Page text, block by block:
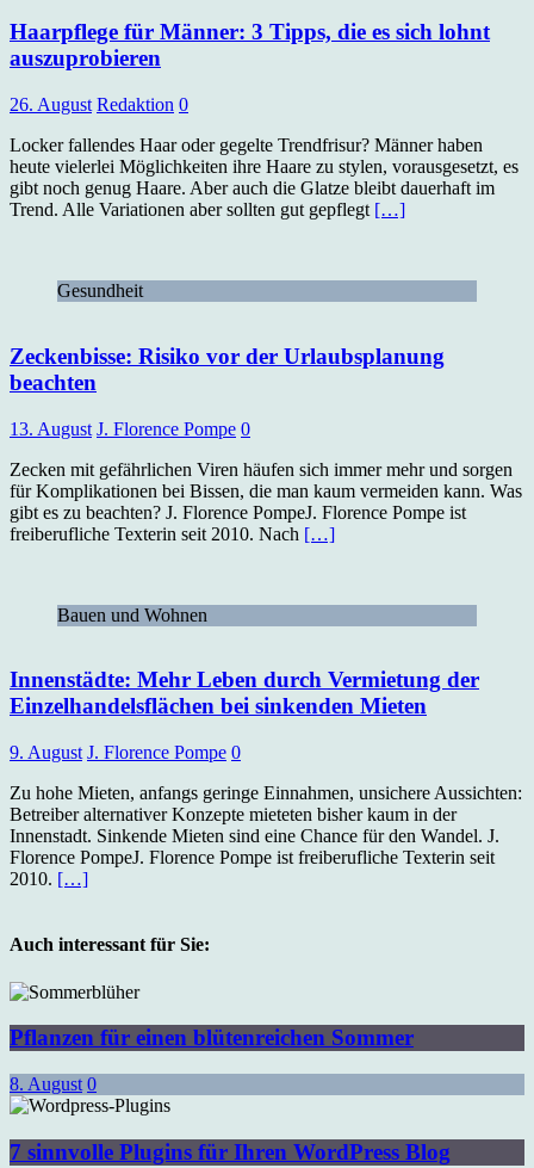
Haarpflege für Männer: 3 Tipps, die es sich lohnt
auszuprobieren
26. August Redaktion 0
Locker fallendes Haar oder gegelte Trendfrisur? Männer haben
heute vielerlei Möglichkeiten ihre Haare zu stylen, vorausgesetzt, es
gibt noch genug Haare. Aber auch die Glatze bleibt dauerhaft im
Trend. Alle Variationen aber sollten gut gepflegt […]
Gesundheit
Zeckenbisse: Risiko vor der Urlaubsplanung
beachten
13. August J. Florence Pompe 0
Zecken mit gefährlichen Viren häufen sich immer mehr und sorgen
für Komplikationen bei Bissen, die man kaum vermeiden kann. Was
gibt es zu beachten? J. Florence PompeJ. Florence Pompe ist
freiberufliche Texterin seit 2010. Nach […]
Bauen und Wohnen
Innenstädte: Mehr Leben durch Vermietung der
Einzelhandelsflächen bei sinkenden Mieten
9. August J. Florence Pompe 0
Zu hohe Mieten, anfangs geringe Einnahmen, unsichere Aussichten:
Betreiber alternativer Konzepte mieteten bisher kaum in der
Innenstadt. Sinkende Mieten sind eine Chance für den Wandel. J.
Florence PompeJ. Florence Pompe ist freiberufliche Texterin seit
2010. […]
Auch interessant für Sie:
Pflanzen für einen blütenreichen Sommer
8. August 0
7 sinnvolle Plugins für Ihren WordPress Blog